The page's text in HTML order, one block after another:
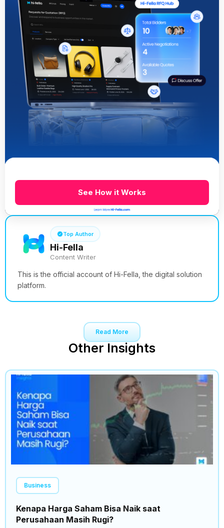
See How it Works
Top Author
Hi-Fella
Content Writer
This is the official account of Hi-Fella, the digital solution
platform.
Read More
Other Insights
Business
Kenapa Harga Saham Bisa Naik saat
Perusahaan Masih Rugi?